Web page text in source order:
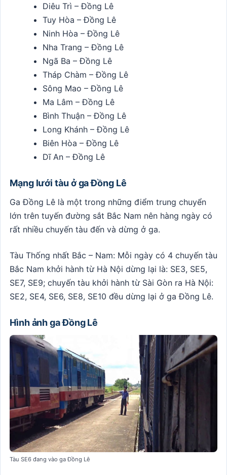
Diêu Trì – Đồng Lê
Tuy Hòa – Đồng Lê
Ninh Hòa – Đồng Lê
Nha Trang – Đồng Lê
Ngã Ba – Đồng Lê
Tháp Chàm – Đồng Lê
Sông Mao – Đồng Lê
Ma Lâm – Đồng Lê
Bình Thuận – Đồng Lê
Long Khánh – Đồng Lê
Biên Hòa – Đồng Lê
Dĩ An – Đồng Lê
Mạng lưới tàu ở ga Đồng Lê
Ga Đồng Lê là một trong những điểm trung chuyển
lớn trên tuyến đường sắt Bắc Nam nên hàng ngày có
rất nhiều chuyến tàu đến và dừng ở ga.
Tàu Thống nhất Bắc – Nam: Mỗi ngày có 4 chuyến tàu
Bắc Nam khởi hành từ Hà Nội dừng lại là: SE3, SE5,
SE7, SE9; chuyến tàu khởi hành từ Sài Gòn ra Hà Nội:
SE2, SE4, SE6, SE8, SE10 đều dừng lại ở ga Đồng Lê.
Hình ảnh ga Đồng Lê
Tàu SE6 đang vào ga Đồng Lê